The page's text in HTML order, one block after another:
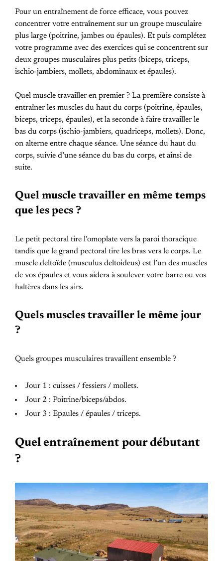
Pour un entraînement de force efficace, vous pouvez
concentrer votre entraînement sur un groupe musculaire
plus large (poitrine, jambes ou épaules). Et puis complétez
votre programme avec des exercices qui se concentrent sur
deux groupes musculaires plus petits (biceps, triceps,
ischio-jambiers, mollets, abdominaux et épaules).
Quel muscle travailler en premier ? La première consiste à
entraîner les muscles du haut du corps (poitrine, épaules,
biceps, triceps, épaules), et la seconde à faire travailler le
bas du corps (ischio-jambiers, quadriceps, mollets). Donc,
on alterne entre chaque séance. Une séance du haut du
corps, suivie d’une séance du bas du corps, et ainsi de
suite.
Quel muscle travailler en même temps
que les pecs ?
Le petit pectoral tire l’omoplate vers la paroi thoracique
tandis que le grand pectoral tire les bras vers le corps. Le
muscle deltoïde (musculus deltoideus) est l’un des muscles
de vos épaules et vous aidera à soulever votre barre ou vos
haltères dans les airs.
Quels muscles travailler le même jour
?
Quels groupes musculaires travaillent ensemble ?
Jour 1 : cuisses / fessiers / mollets.
Jour 2 : Poitrine/biceps/abdos.
Jour 3 : Epaules / épaules / triceps.
Quel entraînement pour débutant
?